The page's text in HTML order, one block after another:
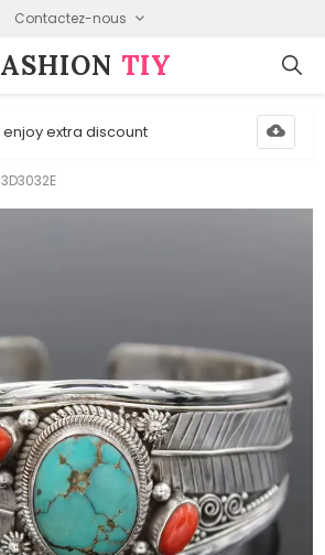
Contactez-nous
TIY
extra discount